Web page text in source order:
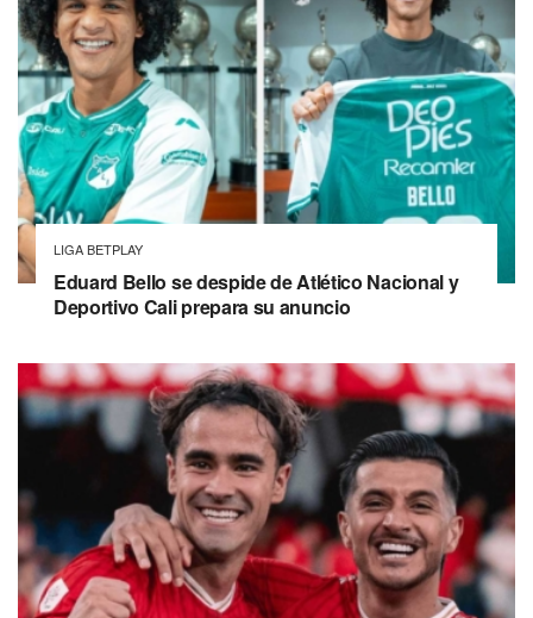
LIGA BETPLAY
Eduard Bello se despide de Atlético Nacional y
Deportivo Cali prepara su anuncio